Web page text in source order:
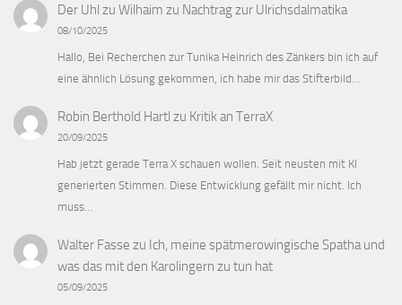
Der Uhl zu Wilhaim zu Nachtrag zur Ulrichsdalmatika
08/10/2025
Hallo, Bei Recherchen zur Tunika Heinrich des Zänkers bin ich auf
eine ähnlich Lösung gekommen, ich habe mir das Stifterbild…
Robin Berthold Hartl zu Kritik an TerraX
20/09/2025
Hab jetzt gerade Terra X schauen wollen. Seit neusten mit KI
generierten Stimmen. Diese Entwicklung gefällt mir nicht. Ich
muss…
Walter Fasse zu Ich, meine spätmerowingische Spatha und
was das mit den Karolingern zu tun hat
05/09/2025